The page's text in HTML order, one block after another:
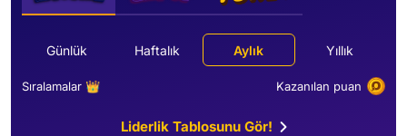
Günlük Haftalık Aylık Yıllık
Sıralamalar 👑 Kazanılan puan
Liderlik Tablosunu Gör!